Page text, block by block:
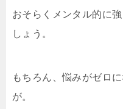
おそらくメンタル的に
しょう。
もちろん、悩みがゼロ
が。